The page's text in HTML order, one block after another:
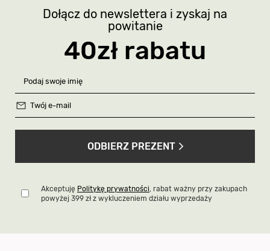
Dołącz do newslettera i zyskaj na
powitanie
40zł rabatu
ODBIERZ PREZENT
Akceptuję Politykę prywatności, rabat ważny przy zakupach
powyżej 399 zł z wykluczeniem działu wyprzedaży